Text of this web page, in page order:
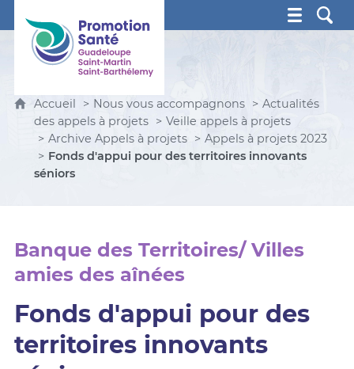
Promotion Santé Guadeloupe, Saint-Martin, Saint
Accueil Nous vous accompagnons
Actualités
des appels à projets
Veille appels à projets
Archive Appels à projets
Appels à projets 2023
Fonds d'appui pour des territoires innovants
séniors
Banque des Territoires/ Villes
amies des aînées
Fonds d'appui pour des
territoires innovants